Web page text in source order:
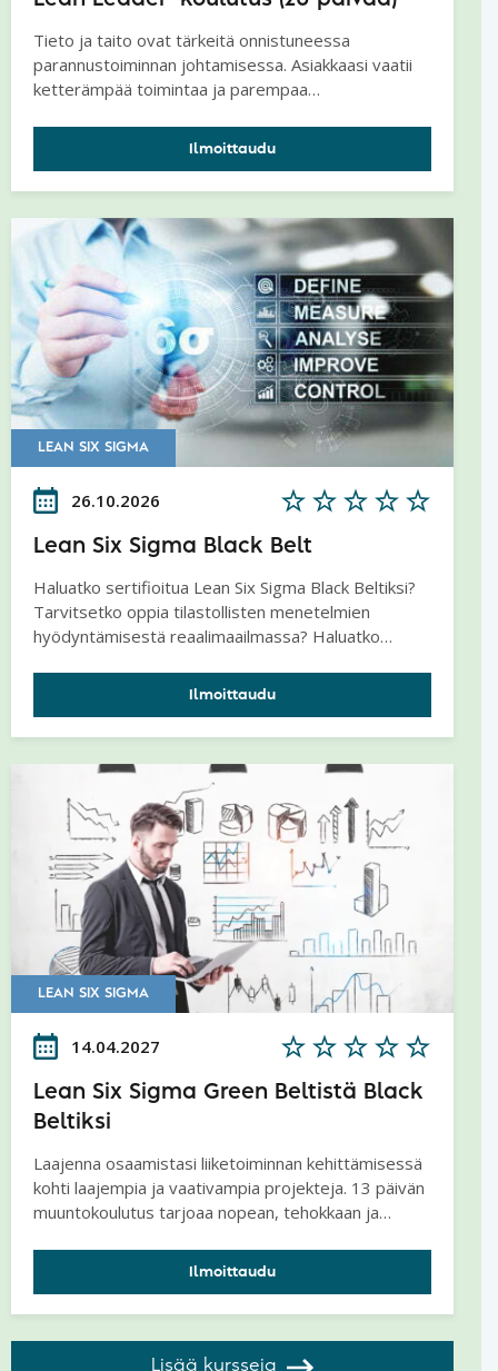
Tieto ja taito ovat tärkeitä onnistuneessa
parannustoiminnan johtamisessa. Asiakkaasi vaatii
ketterämpää toimintaa ja parempaa
parantaa tuottavuutta. Haluat tietää, kuinka nämä
organisoidaan käytännön toimenpiteiksi.
Ilmoittaudu
LEAN SIX SIGMA
26.10.2026
Lean Six Sigma Black Belt
Haluatko sertifioitua Lean Six Sigma Black Beltiksi?
Tarvitsetko oppia tilastollisten menetelmien
hyödyntämisestä reaalimaailmassa? Haluatko
luotettavilla tuotteilla? Haluatko oppia taitoja, joilla
parannustarpeeseesi? Lean Six Sigma -
hyötyjä. Leanin avulla työt ja prosessit nopeutuvat
ja Six Sigman avulla työt ja prosessit paranevat.
Ilmoittaudu
LEAN SIX SIGMA
14.04.2027
Lean Six Sigma Green Beltistä Black
Beltiksi
Laajenna osaamistasi liiketoiminnan kehittämisessä
kohti laajempia ja vaativampia projekteja. 13 päivän
muuntokoulutus tarjoaa nopean, tehokkaan ja
Beltistä Black Beltiksi.Ilmoittaudu
Lisää kursseja